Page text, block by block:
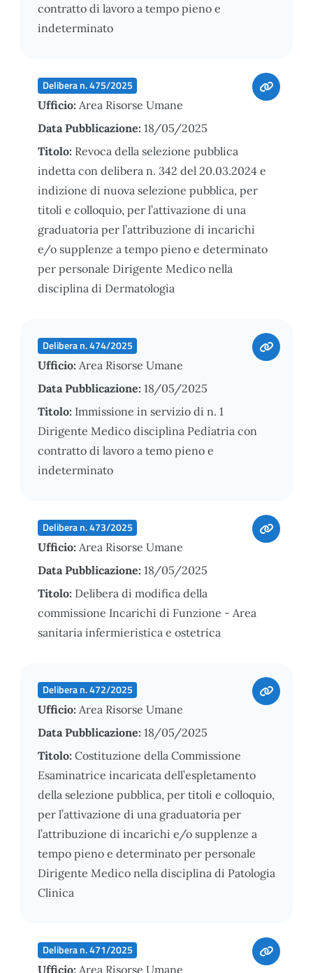
contratto di lavoro a tempo pieno e
indeterminato
Delibera n. 475/2025
Ufficio: Area Risorse Umane
Data Pubblicazione: 18/05/2025
Titolo: Revoca della selezione pubblica
indetta con delibera n. 342 del 20.03.2024 e
indizione di nuova selezione pubblica, per
titoli e colloquio, per l’attivazione di una
graduatoria per l’attribuzione di incarichi
e/o supplenze a tempo pieno e determinato
per personale Dirigente Medico nella
disciplina di Dermatologia
Delibera n. 474/2025
Ufficio: Area Risorse Umane
Data Pubblicazione: 18/05/2025
Titolo: Immissione in servizio di n. 1
Dirigente Medico disciplina Pediatria con
contratto di lavoro a temo pieno e
indeterminato
Delibera n. 473/2025
Ufficio: Area Risorse Umane
Data Pubblicazione: 18/05/2025
Titolo: Delibera di modifica della
commissione Incarichi di Funzione - Area
sanitaria infermieristica e ostetrica
Delibera n. 472/2025
Ufficio: Area Risorse Umane
Data Pubblicazione: 18/05/2025
Titolo: Costituzione della Commissione
Esaminatrice incaricata dell’espletamento
della selezione pubblica, per titoli e colloquio,
per l’attivazione di una graduatoria per
l’attribuzione di incarichi e/o supplenze a
tempo pieno e determinato per personale
Dirigente Medico nella disciplina di Patologia
Clinica
Delibera n. 471/2025
Ufficio: Area Risorse Umane